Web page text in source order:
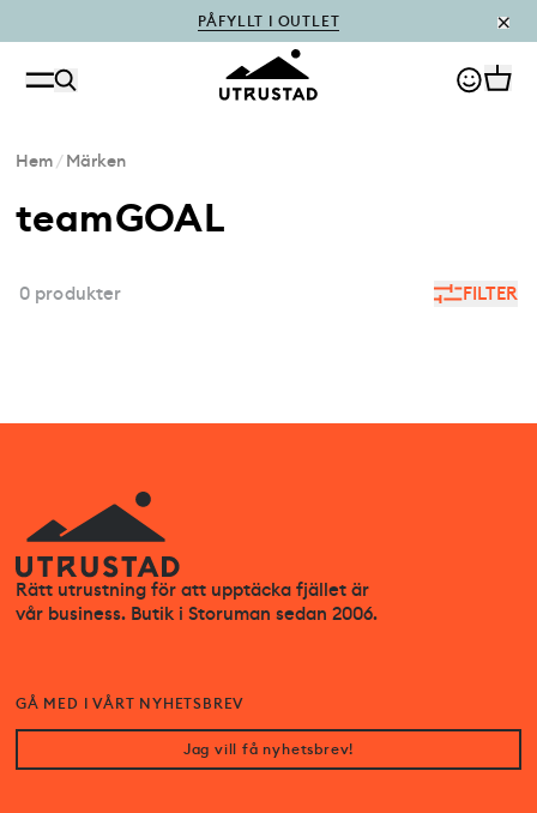
PÅFYLLT I OUTLET
Hem/Märken
teamGOAL
FILTER
0 produkter
Rätt utrustning för att upptäcka fjället är
vår business. Butik i Storuman sedan 2006.
GÅ MED I VÅRT NYHETSBREV
Jag vill få nyhetsbrev!